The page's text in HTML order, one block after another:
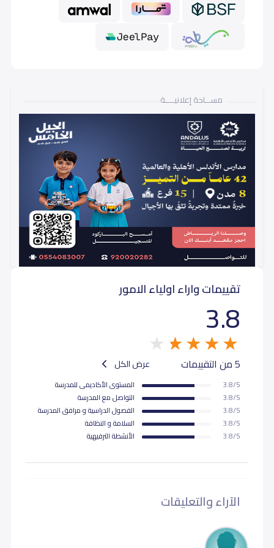
مســـاحة إعلانيـــــة
تقييمات واراء اولياء الامور
3.8
5 من التقييمات عرض الكل
3.8/5
المستوى اﻷكاديمى للمدرسة
3.8/5
التواصل مع المدرسة
3.8/5
الفصول الدراسية و مرافق المدرسة
3.8/5
السلامة و النظافة
3.8/5
اﻷنشطة الترفيهية
الآراء والتعليقات